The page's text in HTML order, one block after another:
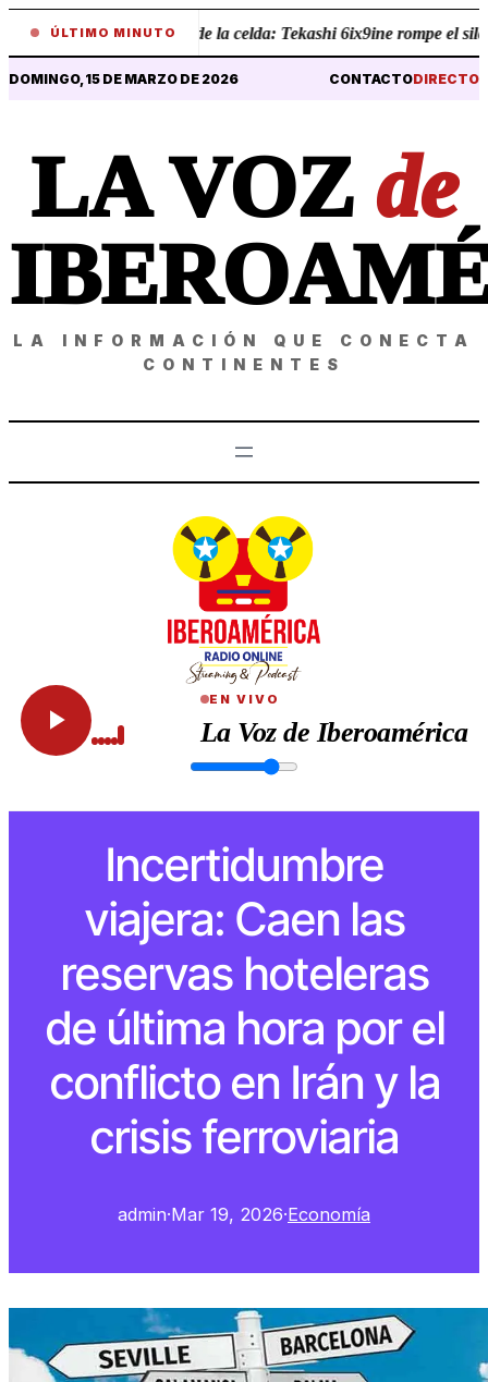
ÚLTIMO MINUTO
Revelaciones desde la celda: Tekashi 6ix9ine rompe el
DOMINGO, 15 DE MARZO DE 2026 CONTACTODIRECTO
LA VOZ de
LA INFORMACIÓN QUE CONECTA
CONTINENTES
EN VIVO
La Voz de Iberoamérica
Incertidumbre
viajera: Caen las
reservas hoteleras
de última hora por el
conflicto en Irán y la
crisis ferroviaria
admin·Mar 19, 2026·Economía